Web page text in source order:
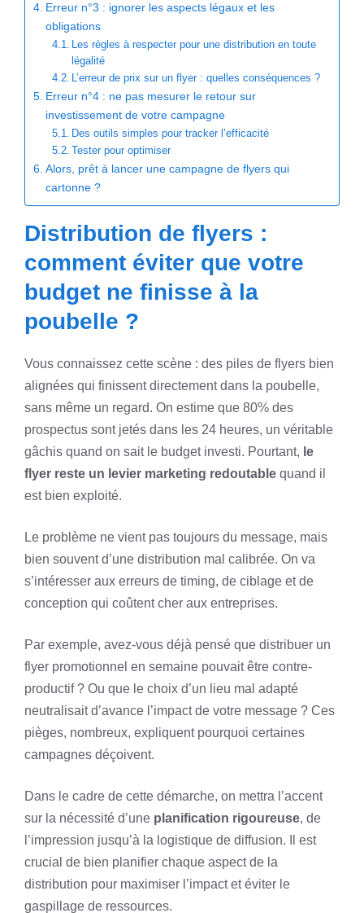
Erreur n°3 : ignorer les aspects légaux et les
obligations
Les règles à respecter pour une distribution en toute
légalité
L’erreur de prix sur un flyer : quelles conséquences ?
Erreur n°4 : ne pas mesurer le retour sur
investissement de votre campagne
Des outils simples pour tracker l’efficacité
Tester pour optimiser
Alors, prêt à lancer une campagne de flyers qui
cartonne ?
Distribution de flyers :
comment éviter que votre
budget ne finisse à la
poubelle ?
Vous connaissez cette scène : des piles de flyers bien
alignées qui finissent directement dans la poubelle,
sans même un regard. On estime que 80% des
prospectus sont jetés dans les 24 heures, un véritable
gâchis quand on sait le budget investi. Pourtant, le
flyer reste un levier marketing redoutable quand il
est bien exploité.
Le problème ne vient pas toujours du message, mais
bien souvent d’une distribution mal calibrée. On va
s’intéresser aux erreurs de timing, de ciblage et de
conception qui coûtent cher aux entreprises.
Par exemple, avez-vous déjà pensé que distribuer un
flyer promotionnel en semaine pouvait être contre-
productif ? Ou que le choix d’un lieu mal adapté
neutralisait d’avance l’impact de votre message ? Ces
pièges, nombreux, expliquent pourquoi certaines
campagnes déçoivent.
Dans le cadre de cette démarche, on mettra l’accent
sur la nécessité d’une planification rigoureuse, de
l’impression jusqu’à la logistique de diffusion. Il est
crucial de bien planifier chaque aspect de la
distribution pour maximiser l’impact et éviter le
gaspillage de ressources.